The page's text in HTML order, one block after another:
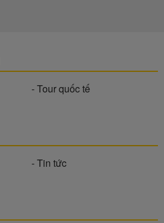
- Tour quốc tế
- Tin tức